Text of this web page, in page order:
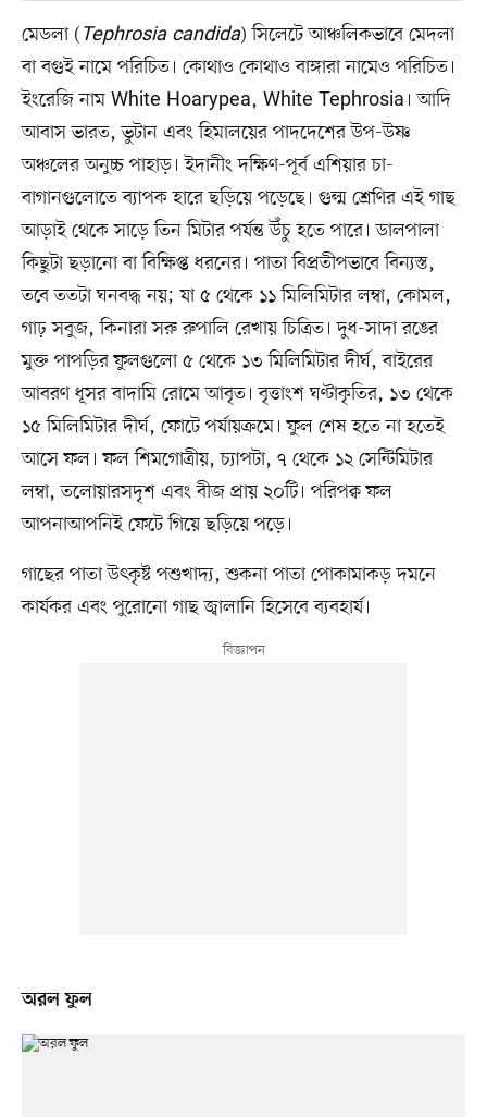
মেডলা (Tephrosia candida) সিলেটে আঞ্চলিকভাবে মেদলা
বা বগুই নামে পরিচিত। কোথাও কোথাও বাঙ্গারা নামেও পরিচিত।
ইংরেজি নাম White Hoarypea, White Tephrosia। আদি
আবাস ভারত, ভুটান এবং হিমালয়ের পাদদেশের উপ-উষ্ণ
অঞ্চলের অনুচ্চ পাহাড়। ইদানীং দক্ষিণ-পূর্ব এশিয়ার চা-
বাগানগুলোতে ব্যাপক হারে ছড়িয়ে পড়েছে। গুল্ম শ্রেণির এই গাছ
আড়াই থেকে সাড়ে তিন মিটার পর্যন্ত উঁচু হতে পারে। ডালপালা
কিছুটা ছড়ানো বা বিক্ষিপ্ত ধরনের। পাতা বিপ্রতীপভাবে বিন্যস্ত,
তবে ততটা ঘনবদ্ধ নয়; যা ৫ থেকে ১১ মিলিমিটার লম্বা, কোমল,
গাঢ় সবুজ, কিনারা সরু রুপালি রেখায় চিত্রিত। দুধ-সাদা রঙের
মুক্ত পাপড়ির ফুলগুলো ৫ থেকে ১৩ মিলিমিটার দীর্ঘ, বাইরের
আবরণ ধূসর বাদামি রোমে আবৃত। বৃত্তাংশ ঘণ্টাকৃতির, ১৩ থেকে
১৫ মিলিমিটার দীর্ঘ, ফোটে পর্যায়ক্রমে। ফুল শেষ হতে না হতেই
আসে ফল। ফল শিমগোত্রীয়, চ্যাপটা, ৭ থেকে ১২ সেন্টিমিটার
লম্বা, তলোয়ারসদৃশ এবং বীজ প্রায় ২০টি। পরিপক্ব ফল
আপনাআপনিই ফেটে গিয়ে ছড়িয়ে পড়ে।
গাছের পাতা উৎকৃষ্ট পশুখাদ্য, শুকনা পাতা পোকামাকড় দমনে
কার্যকর এবং পুরোনো গাছ জ্বালানি হিসেবে ব্যবহার্য।
অরল ফুল